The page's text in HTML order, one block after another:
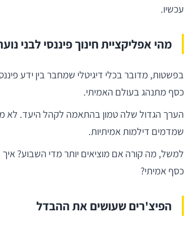
עכשיו.
מהי אפליקציית חינוך פיננסי לבני
בפשטות, מדובר בכלי דיגיטלי שמחבר בין ידע
כסף מתנהג בעולם האמיתי.
הערך הגדול שלה טמון בהתאמה לקהל היעד. לא
שמדמים דילמות אמיתיות.
למשל, מה קורה אם מוציאים יותר מדי השבוע? איך
כסף אמיתי?
הפיצ'רים שעושים את ההבדל